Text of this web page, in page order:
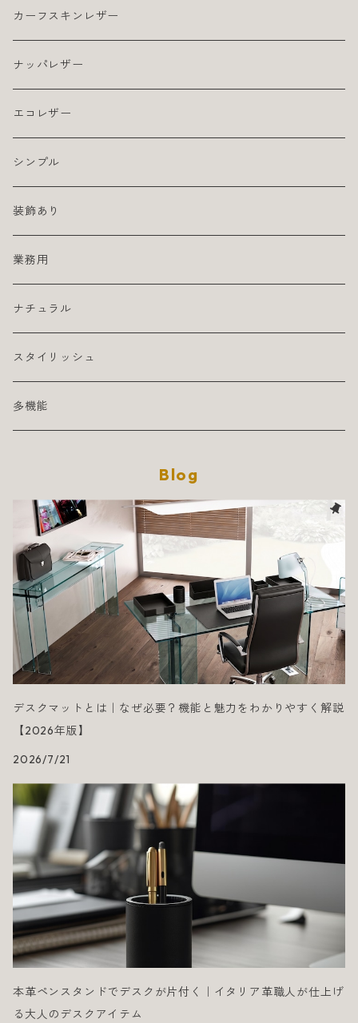
カーフスキンレザー
ナッパレザー
エコレザー
シンプル
装飾あり
業務用
ナチュラル
スタイリッシュ
多機能
Blog
デスクマットとは｜なぜ必要？機能と魅力をわかりやすく解説
【2026年版】
2026/7/21
本革ペンスタンドでデスクが片付く｜イタリア革職人が仕上げ
る大人のデスクアイテム